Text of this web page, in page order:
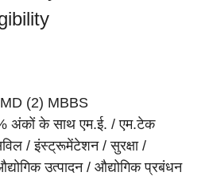
(2) MBBS
अंकों के साथ एम.ई. / एम.टेक
/ इंस्ट्रूमेंटेशन / सुरक्षा /
उत्पादन / औद्योगिक प्रबंधन